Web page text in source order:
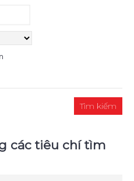
các tiêu chí tìm